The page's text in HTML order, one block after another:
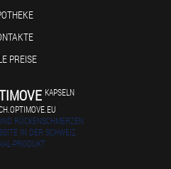
PREISE
KAPSELN
RÜCKENSCHMERZEN
IN DER SCHWEIZ
PRODUKT